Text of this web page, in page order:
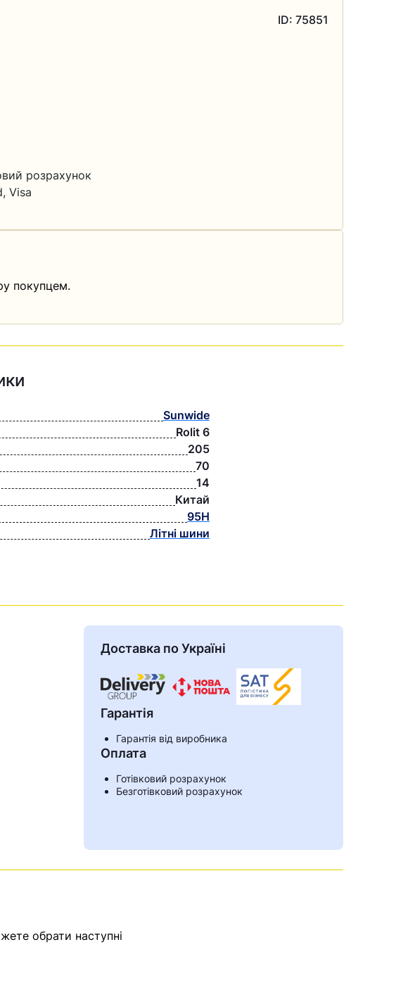
ID: 75851
розрахунок
Visa
покупцем.
Sunwide
Rolit 6
205
70
14
Китай
95H
Літні шини
Доставка по Україні
Гарантія
Гарантія від виробника
Оплата
Готівковий розрахунок
Безготівковий розрахунок
обрати наступні